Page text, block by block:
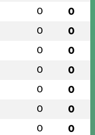
0 0
0 0
0 0
0 0
0 0
0 0
0 0